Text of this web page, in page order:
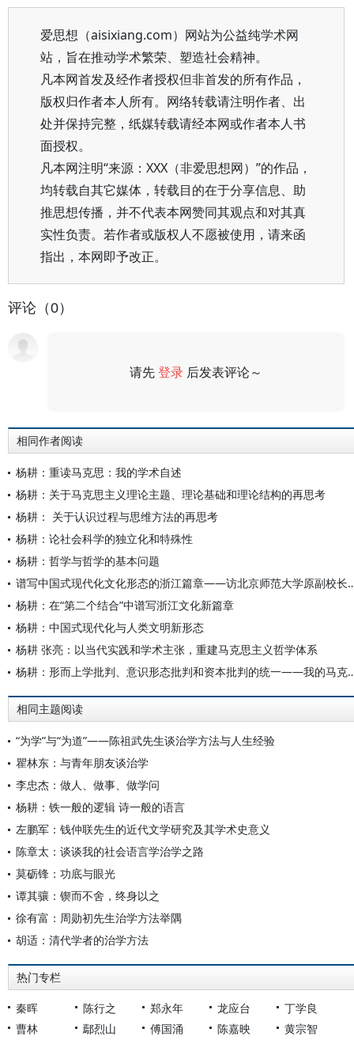
爱思想（aisixiang.com）网站为公益纯学术网
站，旨在推动学术繁荣、塑造社会精神。
凡本网首发及经作者授权但非首发的所有作品，
版权归作者本人所有。网络转载请注明作者、出
处并保持完整，纸媒转载请经本网或作者本人书
面授权。
凡本网注明“来源：XXX（非爱思想网）”的作品，
均转载自其它媒体，转载目的在于分享信息、助
推思想传播，并不代表本网赞同其观点和对其真
实性负责。若作者或版权人不愿被使用，请来函
指出，本网即予改正。
评论（0）
请先登录 后发表评论～
相同作者阅读
杨耕：重读马克思：我的学术自述
杨耕：关于马克思主义理论主题、理论基础和理论结构的再思考
杨耕： 关于认识过程与思维方法的再思考
杨耕：论社会科学的独立化和特殊性
杨耕：哲学与哲学的基本问题
谱写中国式现代化文化形态的
杨耕：在“第二个结合”中谱写浙江文化新篇章
杨耕：中国式现代化与人类文明新形态
杨耕 张亮：以当代实践和学术主张，重建马克思主义哲学体系
杨耕：形而上学批判、意识形态
相同主题阅读
“为学”与“为道”——陈祖武先生谈治学方法与人生经验
瞿林东：与青年朋友谈治学
李忠杰：做人、做事、做学问
杨耕：铁一般的逻辑 诗一般的语言
左鹏军：钱仲联先生的近代文学研究及其学术史意义
陈章太：谈谈我的社会语言学治学之路
莫砺锋：功底与眼光
谭其骧：锲而不舍，终身以之
徐有富：周勋初先生治学方法举隅
胡适：清代学者的治学方法
热门专栏
秦晖 陈行之 郑永年 龙应台
丁学良
曹林
鄢烈山 傅国涌 陈嘉映
黄宗智